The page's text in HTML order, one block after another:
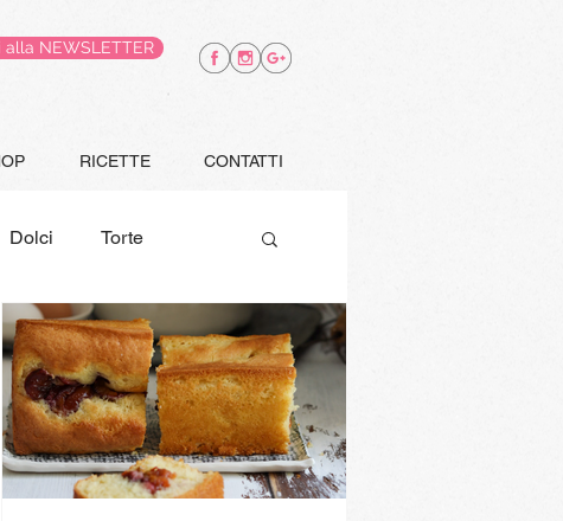
alla NEWSLETTER
RICETTE CONTATTI
Dolci Torte
Finger food